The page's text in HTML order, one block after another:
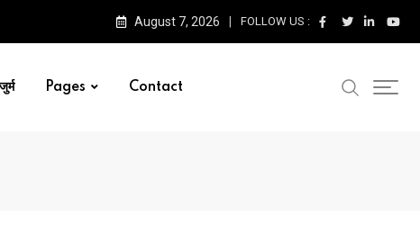
August 7, 2026 FOLLOW US :
Pages Contact